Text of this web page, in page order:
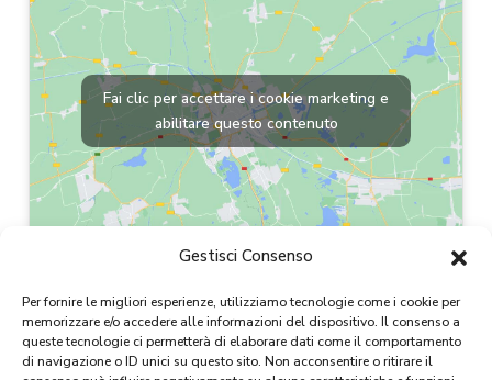
Gestisci Consenso
Per fornire le migliori esperienze, utilizziamo tecnologie come i cookie per
memorizzare e/o accedere alle informazioni del dispositivo. Il consenso a
queste tecnologie ci permetterà di elaborare dati come il comportamento
di navigazione o ID unici su questo sito. Non acconsentire o ritirare il
Fai clic per accettare i cookie marketing e
abilitare questo contenuto